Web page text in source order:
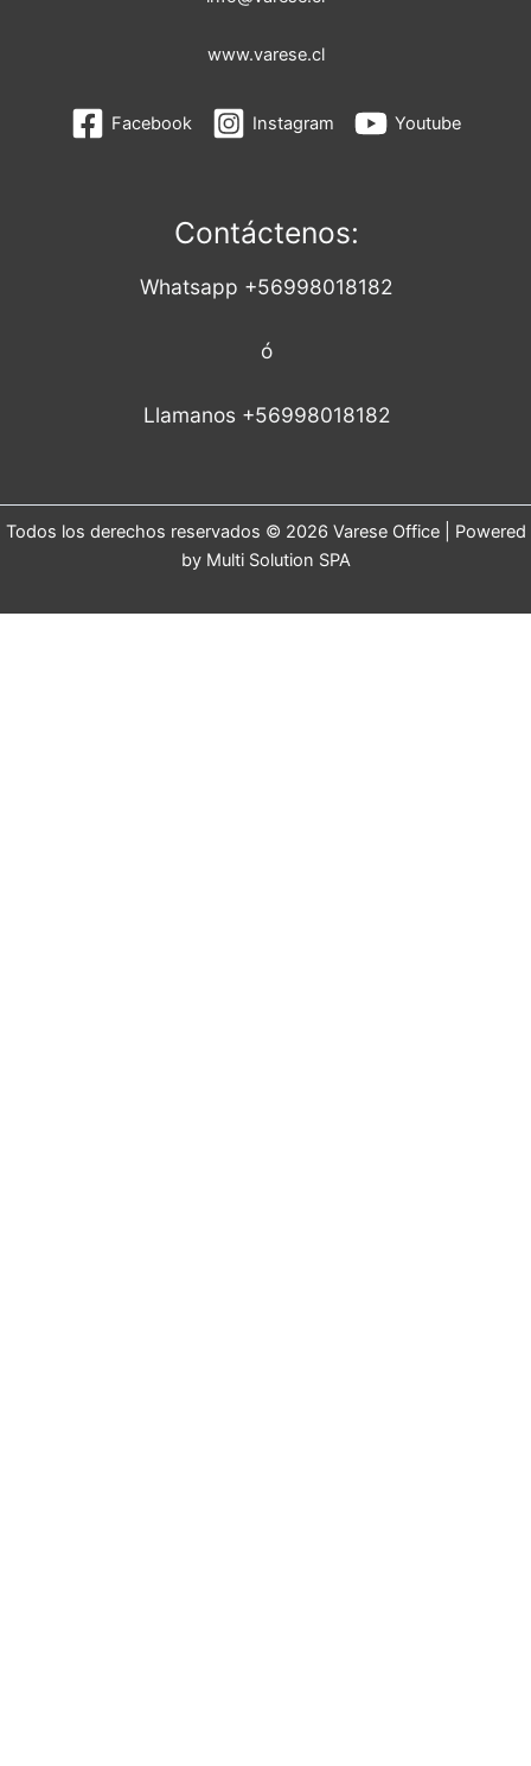
www.varese.cl
Facebook Instagram Youtube
Contáctenos:
Whatsapp +56998018182
ó
Llamanos +56998018182
Todos los derechos reservados © 2026 Varese Office | Powered
by Multi Solution SPA